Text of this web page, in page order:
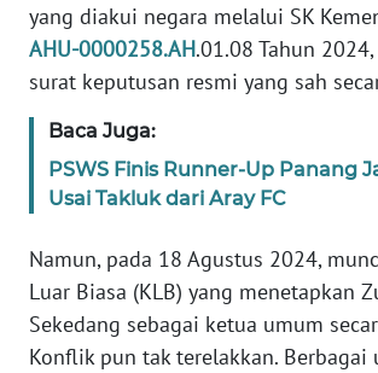
yang diakui negara melalui SK
AHU-0000258.AH.01.08 Tahun
surat keputusan resmi yang sah
Baca Juga:
PSWS Finis Runner-Up Panang
Usai Takluk dari Aray FC
Namun, pada 18 Agustus 2024,
Luar Biasa (KLB) yang menetapkan
Sekedang sebagai ketua umum
Konflik pun tak terelakkan. Berbagai
WN
WN
JAMBI
NTB